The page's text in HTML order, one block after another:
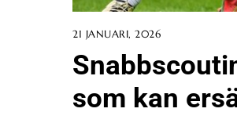
21 JANUARI, 2026
som kan